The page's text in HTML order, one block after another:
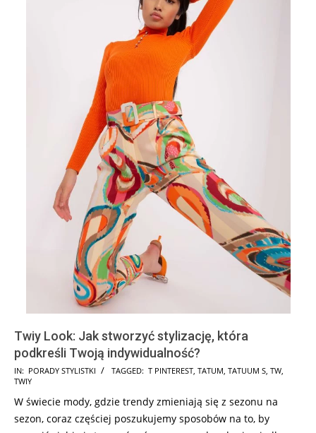
Twiy Look: Jak stworzyć stylizację, która
podkreśli Twoją indywidualność?
2024-
12-
18
IN: PORADY STYLISTKI TAGGED: T PINTEREST, TATUM, TATUUM S, TW,
TWIY
W świecie mody, gdzie trendy zmieniają się z sezonu na
sezon, coraz częściej poszukujemy sposobów na to, by